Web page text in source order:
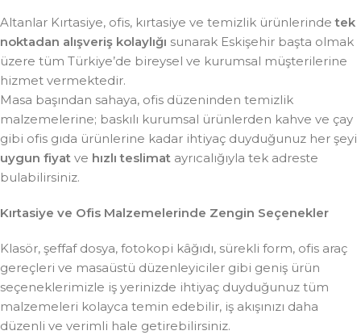
Altanlar Kırtasiye, ofis, kırtasiye ve temizlik ürünlerindetek
noktadan alışveriş kolaylığı sunarak Eskişehir başta olmak
üzere tüm Türkiye’de bireysel ve kurumsal müşterilerine
hizmet vermektedir.
Masa başından sahaya, ofis düzeninden temizlik
malzemelerine; baskılı kurumsal ürünlerden kahve ve çay
gibi ofis gıda ürünlerine kadar ihtiyaç duyduğunuz her şeyi
uygun fiyat ve hızlı teslimat ayrıcalığıyla tek adreste
bulabilirsiniz.
Kırtasiye ve Ofis Malzemelerinde Zengin Seçenekler
Klasör, şeffaf dosya, fotokopi kâğıdı, sürekli form, ofis araç
gereçleri ve masaüstü düzenleyiciler gibi geniş ürün
seçeneklerimizle iş yerinizde ihtiyaç duyduğunuz tüm
malzemeleri kolayca temin edebilir, iş akışınızı daha
düzenli ve verimli hale getirebilirsiniz.